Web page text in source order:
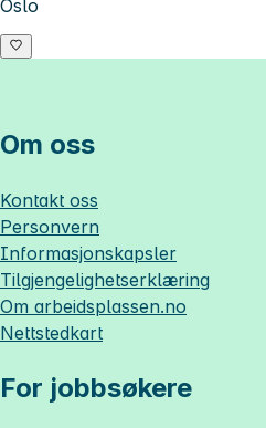
Oslo
Om oss
Kontakt oss
Personvern
Informasjonskapsler
Tilgjengelighetserklæring
Om arbeidsplassen.no
Nettstedkart
For jobbsøkere